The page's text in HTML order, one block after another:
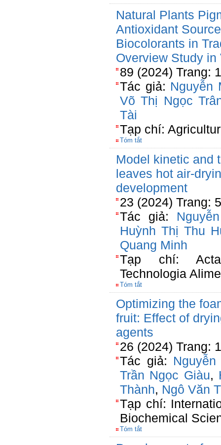
Natural Plants
Antioxidant
Biocolorants in
Overview Study in
89 (2024) Trang:
Tác giả: Nguyễn
Võ Thị Ngọc
Tài
Tạp chí:
Tóm tắt
Model kinetic and
leaves hot air-
development
23 (2024) Trang:
Tác giả:
Huỳnh Thị Thu
Quang Minh
Tạp chí: Acta
Technologia
Tóm tắt
Optimizing the
fruit: Effect of
agents
26 (2024) Trang:
Tác giả:
Trần Ngọc Giàu,
Thành, Ngô Văn
Tạp chí:
Biochemical
Tóm tắt